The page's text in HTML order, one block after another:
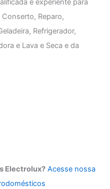
e experiente para
Reparo,
Refrigerador,
e Lava e Seca e da
Electrolux? Acesse nossa